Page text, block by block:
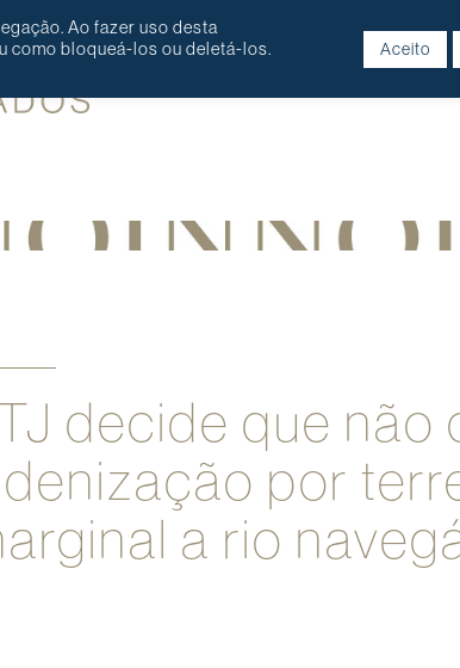
decide que não
por
a rio
Ao fazer uso desta
como bloqueá-los ou deletá-los.
Aceito